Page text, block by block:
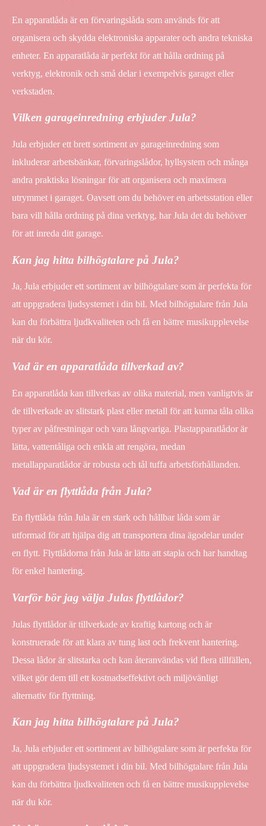
En apparatlåda är en förvaringslåda som används för att
organisera och skydda elektroniska apparater och andra tekniska
enheter. En apparatlåda är perfekt för att hålla ordning på
verktyg, elektronik och små delar i exempelvis garaget eller
verkstaden.
Vilken garageinredning erbjuder Jula?
Jula erbjuder ett brett sortiment av garageinredning som
inkluderar arbetsbänkar, förvaringslådor, hyllsystem och många
andra praktiska lösningar för att organisera och maximera
utrymmet i garaget. Oavsett om du behöver en arbetsstation eller
bara vill hålla ordning på dina verktyg, har Jula det du behöver
för att inreda ditt garage.
Kan jag hitta bilhögtalare på Jula?
Ja, Jula erbjuder ett sortiment av bilhögtalare som är perfekta för
att uppgradera ljudsystemet i din bil. Med bilhögtalare från Jula
kan du förbättra ljudkvaliteten och få en bättre musikupplevelse
när du kör.
Vad är en apparatlåda tillverkad av?
En apparatlåda kan tillverkas av olika material, men vanligtvis är
de tillverkade av slitstark plast eller metall för att kunna tåla olika
typer av påfrestningar och vara långvariga. Plastapparatlådor är
lätta, vattentåliga och enkla att rengöra, medan
metallapparatlådor är robusta och tål tuffa arbetsförhållanden.
Vad är en flyttlåda från Jula?
En flyttlåda från Jula är en stark och hållbar låda som är
utformad för att hjälpa dig att transportera dina ägodelar under
en flytt. Flyttlådorna från Jula är lätta att stapla och har handtag
för enkel hantering.
Varför bör jag välja Julas flyttlådor?
Julas flyttlådor är tillverkade av kraftig kartong och är
konstruerade för att klara av tung last och frekvent hantering.
Dessa lådor är slitstarka och kan återanvändas vid flera tillfällen,
vilket gör dem till ett kostnadseffektivt och miljövänligt
alternativ för flyttning.
Kan jag hitta bilhögtalare på Jula?
Ja, Jula erbjuder ett sortiment av bilhögtalare som är perfekta för
att uppgradera ljudsystemet i din bil. Med bilhögtalare från Jula
kan du förbättra ljudkvaliteten och få en bättre musikupplevelse
när du kör.